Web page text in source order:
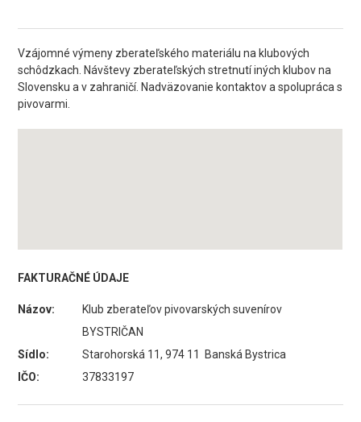
Vzájomné výmeny zberateľského materiálu na klubových
schôdzkach. Návštevy zberateľských stretnutí iných klubov na
Slovensku a v zahraničí. Nadväzovanie kontaktov a spolupráca s
pivovarmi.
FAKTURAČNÉ ÚDAJE
Názov:
Klub zberateľov pivovarských suvenírov
BYSTRIČAN
Sídlo:
Starohorská 11, 974 11 Banská Bystrica
IČO:
37833197